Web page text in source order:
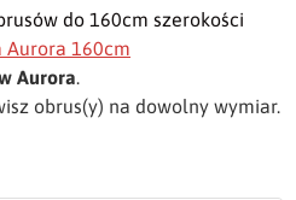
do 160cm szerokości
160cm
Aurora.
obrus(y) na dowolny wymiar.